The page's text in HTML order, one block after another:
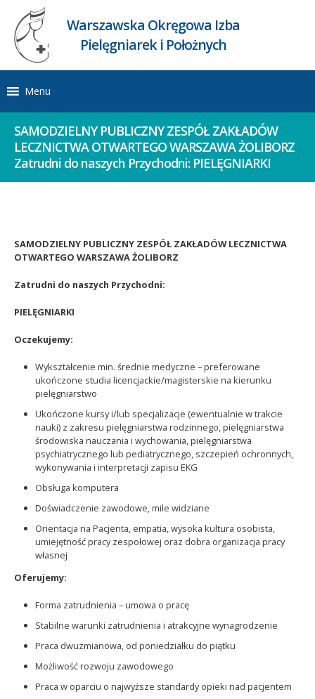
Warszawska Okręgowa Izba
Pielęgniarek i Położnych
Menu
SAMODZIELNY PUBLICZNY ZESPÓŁ ZAKŁADÓW
LECZNICTWA OTWARTEGO WARSZAWA ŻOLIBORZ
Zatrudni do naszych Przychodni: PIELĘGNIARKI
SAMODZIELNY PUBLICZNY ZESPÓŁ ZAKŁADÓW LECZNICTWA
OTWARTEGO WARSZAWA ŻOLIBORZ
Zatrudni do naszych Przychodni:
PIELĘGNIARKI
Oczekujemy:
Wykształcenie min. średnie medyczne – preferowane
ukończone studia licencjackie/magisterskie na kierunku
pielęgniarstwo
Ukończone kursy i/lub specjalizacje (ewentualnie w trakcie
nauki) z zakresu pielęgniarstwa rodzinnego, pielęgniarstwa
środowiska nauczania i wychowania, pielęgniarstwa
psychiatrycznego lub pediatrycznego, szczepień ochronnych,
wykonywania i interpretacji zapisu EKG
Obsługa komputera
Doświadczenie zawodowe, mile widziane
Orientacja na Pacjenta, empatia, wysoka kultura osobista,
umiejętność pracy zespołowej oraz dobra organizacja pracy
własnej
Oferujemy:
Forma zatrudnienia – umowa o pracę
Stabilne warunki zatrudnienia i atrakcyjne wynagrodzenie
Praca dwuzmianowa, od poniedziałku do piątku
Możliwość rozwoju zawodowego
Praca w oparciu o najwyższe standardy opieki nad pacjentem